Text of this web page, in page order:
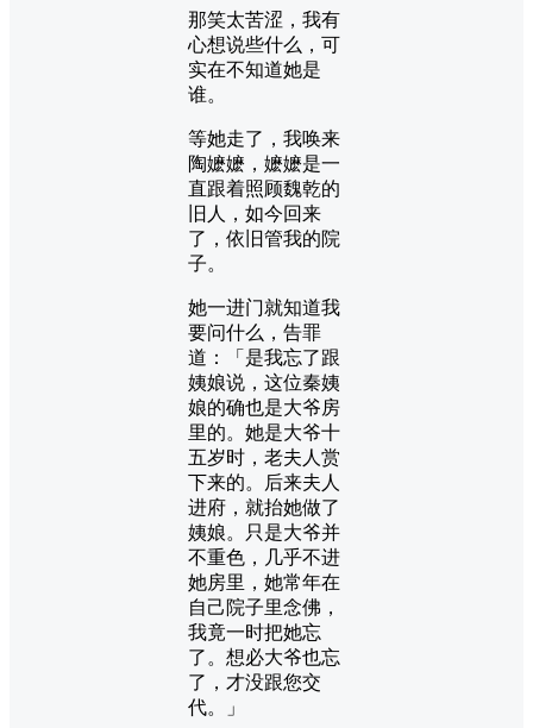
那笑太苦涩，我有
心想说些什么，可
实在不知道她是
谁。
等她走了，我唤来
陶嬷嬷，嬷嬷是一
直跟着照顾魏乾的
旧人，如今回来
了，依旧管我的院
子。
她一进门就知道我
要问什么，告罪
道：「是我忘了跟
姨娘说，这位秦姨
娘的确也是大爷房
里的。她是大爷十
五岁时，老夫人赏
下来的。后来夫人
进府，就抬她做了
姨娘。只是大爷并
不重色，几乎不进
她房里，她常年在
自己院子里念佛，
我竟一时把她忘
了。想必大爷也忘
了，才没跟您交
代。」